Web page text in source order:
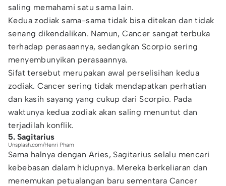
saling memahami satu sama lain.
Kedua zodiak sama-sama tidak bisa ditekan dan tidak
senang dikendalikan. Namun, Cancer sangat terbuka
terhadap perasaannya, sedangkan Scorpio sering
menyembunyikan perasaannya.
Sifat tersebut merupakan awal perselisihan kedua
zodiak. Cancer sering tidak mendapatkan perhatian
dan kasih sayang yang cukup dari Scorpio. Pada
waktunya kedua zodiak akan saling menuntut dan
terjadilah konflik.
5. Sagitarius
Unsplash.com/Henri Pham
Sama halnya dengan Aries, Sagitarius selalu mencari
kebebasan dalam hidupnya. Mereka berkeliaran dan
menemukan petualangan baru sementara Cancer